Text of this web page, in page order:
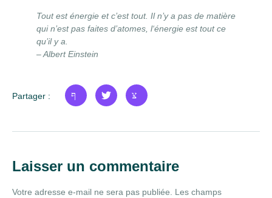
Tout est énergie et c’est tout. Il n’y a pas de matière
qui n’est pas faites d’atomes, l‘énergie est tout ce
qu’il y a.
– Albert Einstein
Partager :
Laisser un commentaire
Votre adresse e-mail ne sera pas publiée. Les champs